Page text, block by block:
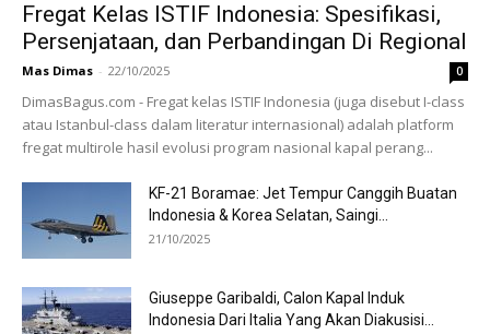
Fregat Kelas ISTIF Indonesia: Spesifikasi,
Persenjataan, dan Perbandingan Di Regional
Mas Dimas - 22/10/2025 0
DimasBagus.com - Fregat kelas ISTIF Indonesia (juga disebut I-class
atau Istanbul-class dalam literatur internasional) adalah platform
fregat multirole hasil evolusi program nasional kapal perang...
KF-21 Boramae: Jet Tempur Canggih Buatan
Indonesia & Korea Selatan, Saingi...
21/10/2025
Giuseppe Garibaldi, Calon Kapal Induk
Indonesia Dari Italia Yang Akan Diakusisi...